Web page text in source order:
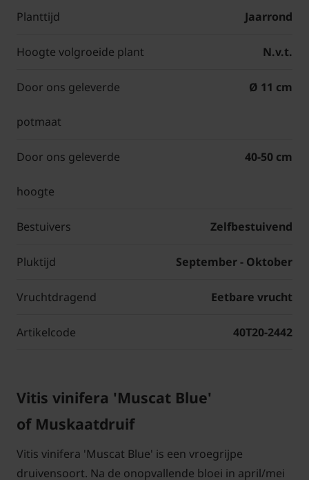
Planttijd Jaarrond
Hoogte volgroeide plant N.v.t.
Door ons geleverde
potmaat
Ø 11 cm
Door ons geleverde
hoogte
40-50 cm
Bestuivers Zelfbestuivend
Pluktijd September - Oktober
Vruchtdragend Eetbare vrucht
Artikelcode 40T20-2442
Vitis vinifera 'Muscat Blue'
of Muskaatdruif
Vitis vinifera 'Muscat Blue' is een vroegrijpe
druivensoort. Na de onopvallende bloei in april/mei